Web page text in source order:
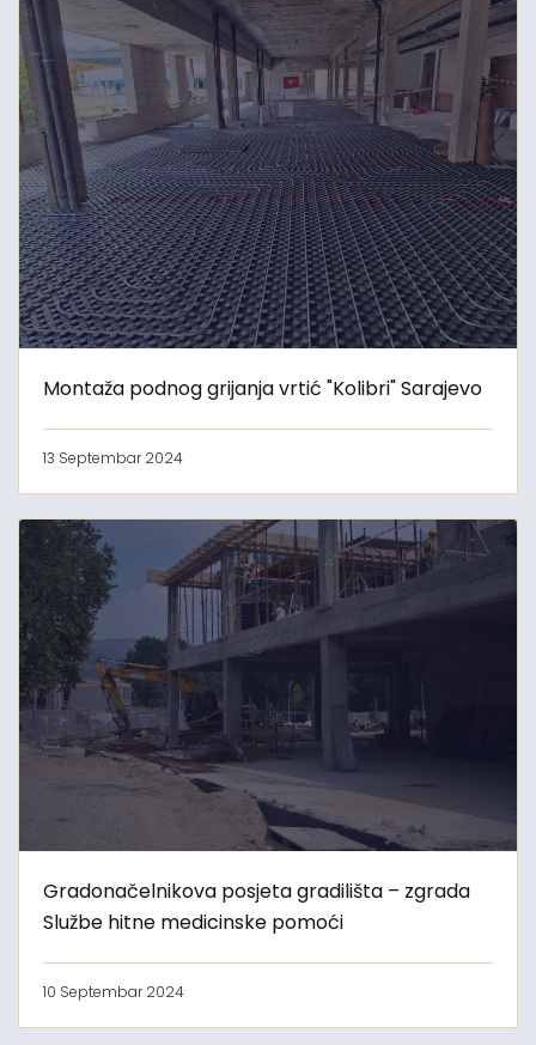
Montaža podnog grijanja vrtić "Kolibri" Sarajevo
13 Septembar 2024
Gradonačelnikova posjeta gradilišta – zgrada
Službe hitne medicinske pomoći
10 Septembar 2024